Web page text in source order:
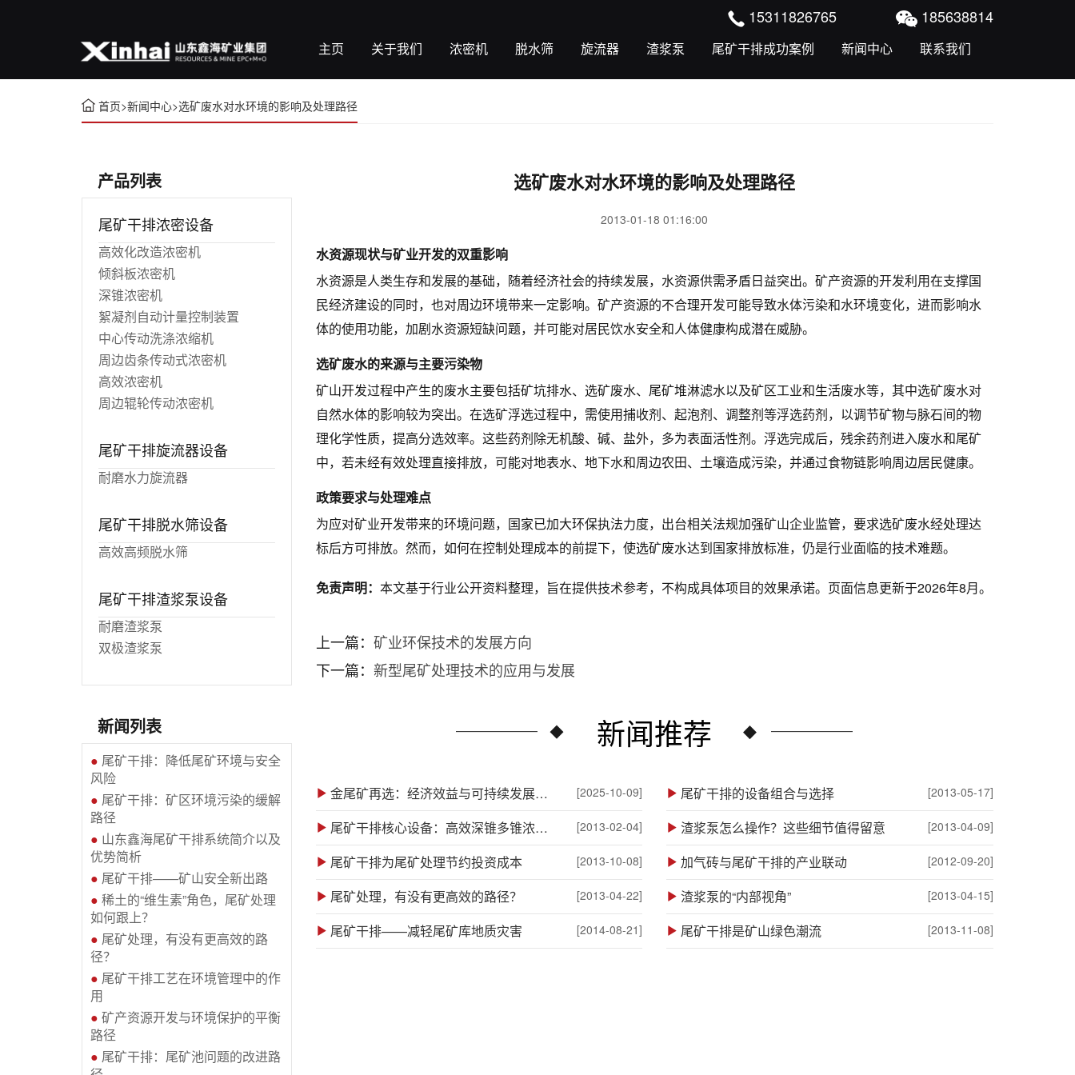
15311826765 185638814
主页 关于我们 浓密机 脱水筛 旋流器 渣浆泵 尾矿干排成功案例 新闻中心 联系我们
首页>新闻中心>选矿废水对水环境的影响及处理路径
选矿废水对水环境的影响及处理路径
2013-01-18 01:16:00
水资源现状与矿业开发的双重影响
水资源是人类生存和发展的基础，随着经济社会的持续发展，水资源供需矛盾日益突出。矿产资源的开发利用在支撑国
民经济建设的同时，也对周边环境带来一定影响。矿产资源的不合理开发可能导致水体污染和水环境变化，进而影响水
体的使用功能，加剧水资源短缺问题，并可能对居民饮水安全和人体健康构成潜在威胁。
选矿废水的来源与主要污染物
矿山开发过程中产生的废水主要包括矿坑排水、选矿废水、尾矿堆淋滤水以及矿区工业和生活废水等，其中选矿废水对
自然水体的影响较为突出。在选矿浮选过程中，需使用捕收剂、起泡剂、调整剂等浮选药剂，以调节矿物与脉石间的物
理化学性质，提高分选效率。这些药剂除无机酸、碱、盐外，多为表面活性剂。浮选完成后，残余药剂进入废水和尾矿
中，若未经有效处理直接排放，可能对地表水、地下水和周边农田、土壤造成污染，并通过食物链影响周边居民健康。
政策要求与处理难点
为应对矿业开发带来的环境问题，国家已加大环保执法力度，出台相关法规加强矿山企业监管，要求选矿废水经处理达
标后方可排放。然而，如何在控制处理成本的前提下，使选矿废水达到国家排放标准，仍是行业面临的技术难题。
免责声明： 本文基于行业公开资料整理，旨在提供技术参考，不构成具体项目的效果承诺。页面信息更新于2026年8月。
上一篇： 矿业环保技术的发展方向
下一篇： 新型尾矿处理技术的应用与发展
新闻推荐
金尾矿再选：经济效益与可持续发展的关键 [2025-10-09] 尾矿干排的设备组合与选择 [2013-05-17]
尾矿干排核心设备：高效深锥多锥浓密机 [2013-02-04] 渣浆泵怎么操作？这些细节值得留意 [2013-04-09]
尾矿干排为尾矿处理节约投资成本 [2013-10-08] 加气砖与尾矿干排的产业联动 [2012-09-20]
尾矿处理，有没有更高效的路径？ [2013-04-22] 渣浆泵的“内部视角” [2013-04-15]
尾矿干排——减轻尾矿库地质灾害 [2014-08-21] 尾矿干排是矿山绿色潮流 [2013-11-08]
产品列表
尾矿干排浓密设备
高效化改造浓密机
倾斜板浓密机
深锥浓密机
絮凝剂自动计量控制装置
中心传动洗涤浓缩机
周边齿条传动式浓密机
高效浓密机
周边辊轮传动浓密机
尾矿干排旋流器设备
耐磨水力旋流器
尾矿干排脱水筛设备
高效高频脱水筛
尾矿干排渣浆泵设备
耐磨渣浆泵
双极渣浆泵
新闻列表
● 尾矿干排：降低尾矿环境与安全
风险
● 尾矿干排：矿区环境污染的缓解
路径
● 山东鑫海尾矿干排系统简介以及
优势简析
● 尾矿干排——矿山安全新出路
● 稀土的“维生素”角色，尾矿处理
如何跟上？
● 尾矿处理，有没有更高效的路
径？
● 尾矿干排工艺在环境管理中的作
用
● 矿产资源开发与环境保护的平衡
路径
● 尾矿干排：尾矿池问题的改进路